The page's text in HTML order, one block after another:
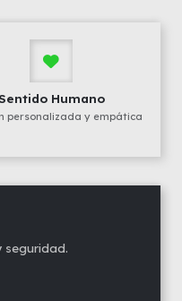
Humano
personalizada y empática
seguridad.